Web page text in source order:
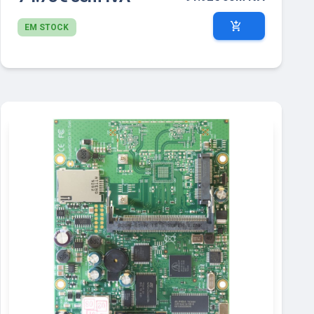
EM STOCK add_shopping_cart